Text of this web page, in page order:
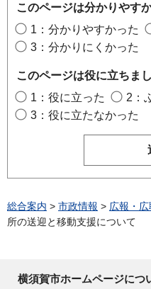
このページは分かりやす
1：分かりやすかった
3：分かりにくかった
このページは役に立ちま
1：役に立った
2：
3：役に立たなかった
総合案内 > 市政情報 > 広報・広
所の送迎と移動支援について
横須賀市ホームページにつ